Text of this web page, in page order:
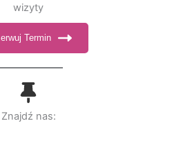
wizyty
Termin
Znajdź nas: